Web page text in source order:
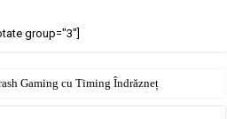
group="3"]
Gaming cu Timing Îndrăzneț